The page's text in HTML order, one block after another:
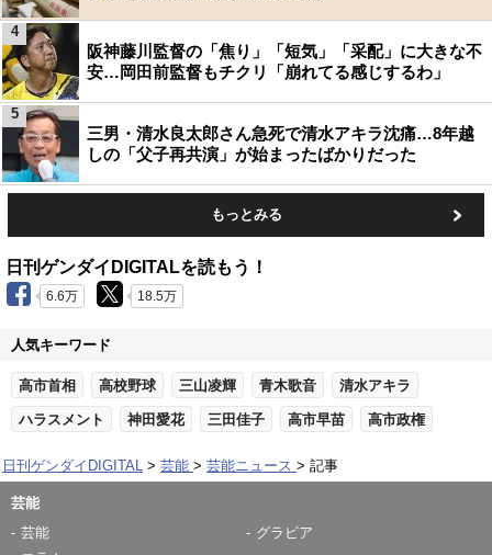
阪神藤川監督の「焦り」「短気」「采配」に大きな不
安…岡田前監督もチクリ「崩れてる感じするわ」
4
三男・清水良太郎さん急死で清水アキラ沈痛…8年越
しの「父子再共演」が始まったばかりだった
5
もっとみる
日刊ゲンダイDIGITALを読もう！
6.6万 18.5万
人気キーワード
高市首相 高校野球 三山凌輝 青木歌音 清水アキラ
ハラスメント 神田愛花 三田佳子 高市早苗 高市政権
日刊ゲンダイDIGITAL 芸能 芸能ニュース 記事
芸能
芸能
グラビア